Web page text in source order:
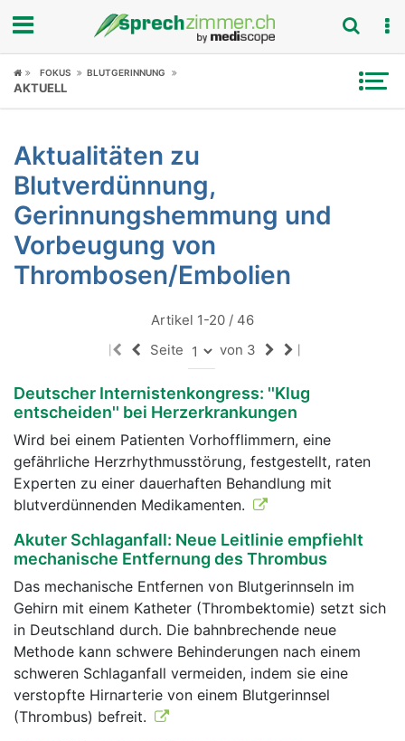
Fokus
Symptome
Untersuchungen
News
FOKUS BLUTGERINNUNG
AKTUELL
Aktualitäten zu
Blutverdünnung,
Gerinnungshemmung und
Vorbeugung von
Thrombosen/Embolien
Artikel 1-20 / 46
Seite von 3
Deutscher Internistenkongress: ''Klug
entscheiden'' bei Herzerkrankungen
Wird bei einem Patienten Vorhofflimmern, eine
gefährliche Herzrhythmusstörung, festgestellt, raten
Experten zu einer dauerhaften Behandlung mit
blutverdünnenden Medikamenten.
Akuter Schlaganfall: Neue Leitlinie empfiehlt
mechanische Entfernung des Thrombus
Das mechanische Entfernen von Blutgerinnseln im
Gehirn mit einem Katheter (Thrombektomie) setzt sich
in Deutschland durch. Die bahnbrechende neue
Methode kann schwere Behinderungen nach einem
schweren Schlaganfall vermeiden, indem sie eine
verstopfte Hirnarterie von einem Blutgerinnsel
(Thrombus) befreit.